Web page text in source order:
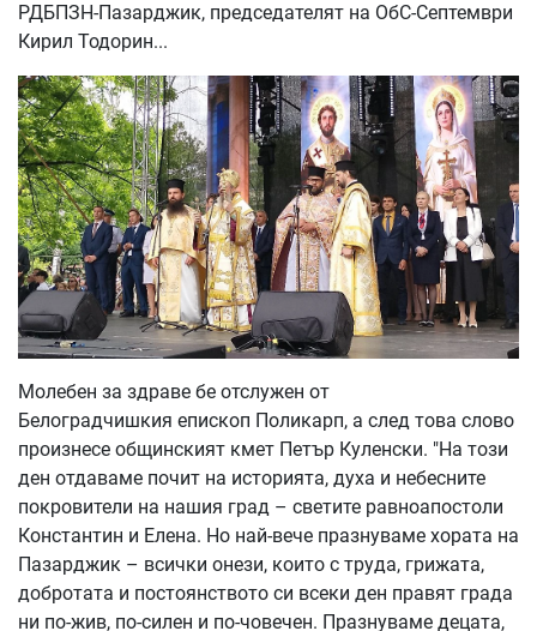
РДБПЗН-Пазарджик, председателят на ОбС-Септември
Кирил Тодорин...
Молебен за здраве бе отслужен от
Белоградчишкия епископ Поликарп, а след това слово
произнесе общинският кмет Петър Куленски. "На този
ден отдаваме почит на историята, духа и небесните
покровители на нашия град – светите равноапостоли
Константин и Елена. Но най-вече празнуваме хората на
Пазарджик – всички онези, които с труда, грижата,
добротата и постоянството си всеки ден правят града
ни по-жив, по-силен и по-човечен. Празнуваме децата,